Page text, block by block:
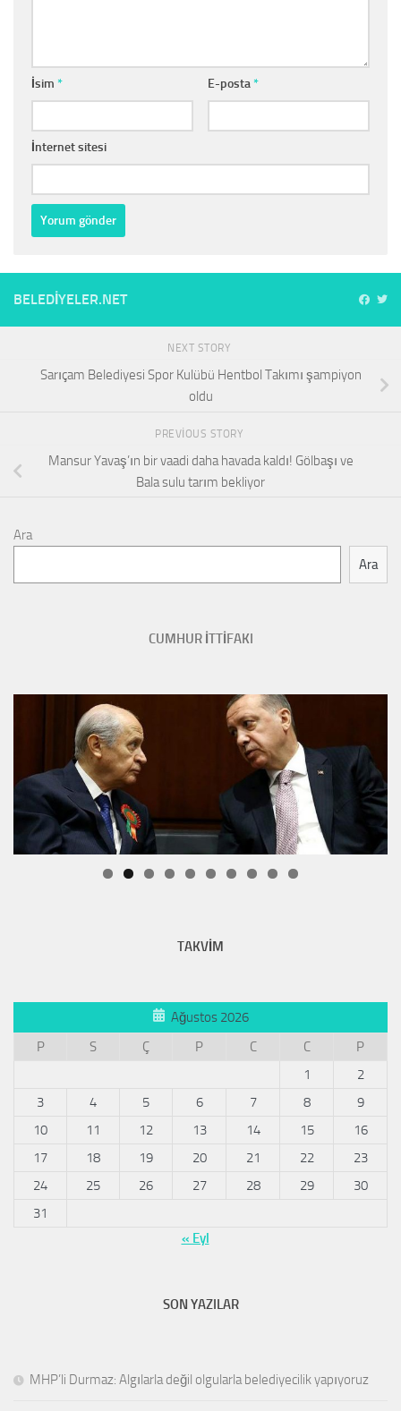
İsim * E-posta*
İnternet sitesi
BELEDIYELER.NET
NEXT STORY
Sarıçam Belediyesi Spor Kulübü Hentbol Takımı şampiyon
oldu
PREVIOUS STORY
Mansur Yavaş’ın bir vaadi daha havada kaldı! Gölbaşı ve
Bala sulu tarım bekliyor
Ara
Ara
CUMHUR İTTİFAKI
TAKVİM
Ağustos 2026
P
S Ç P C C
P
1
2
3
4 5 6 7 8
9
10
11 12 13 14 15
16
17
18 19 20 21 22
23
24
25 26 27 28 29
30
31
« Eyl
SON YAZILAR
MHP’li Durmaz: Algılarla değil olgularla belediyecilik yapıyoruz